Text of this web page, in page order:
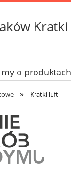
Kratki
o produktach
» Kratki luft